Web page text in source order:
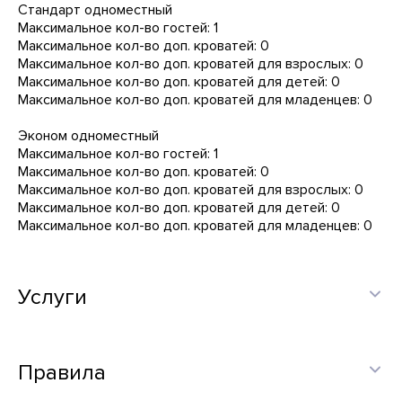
Стандарт одноместный
Максимальное кол-во гостей: 1
Максимальное кол-во доп. кроватей: 0
Максимальное кол-во доп. кроватей для взрослых: 0
Максимальное кол-во доп. кроватей для детей: 0
Максимальное кол-во доп. кроватей для младенцев: 0
Эконом одноместный
Максимальное кол-во гостей: 1
Максимальное кол-во доп. кроватей: 0
Максимальное кол-во доп. кроватей для взрослых: 0
Максимальное кол-во доп. кроватей для детей: 0
Максимальное кол-во доп. кроватей для младенцев: 0
Услуги
Правила